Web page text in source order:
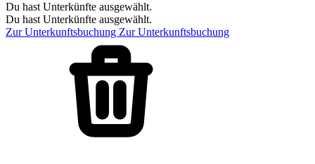
Du hast Unterkünfte ausgewählt.
Du hast Unterkünfte ausgewählt.
Zur Unterkunftsbuchung Zur Unterkunftsbuchung